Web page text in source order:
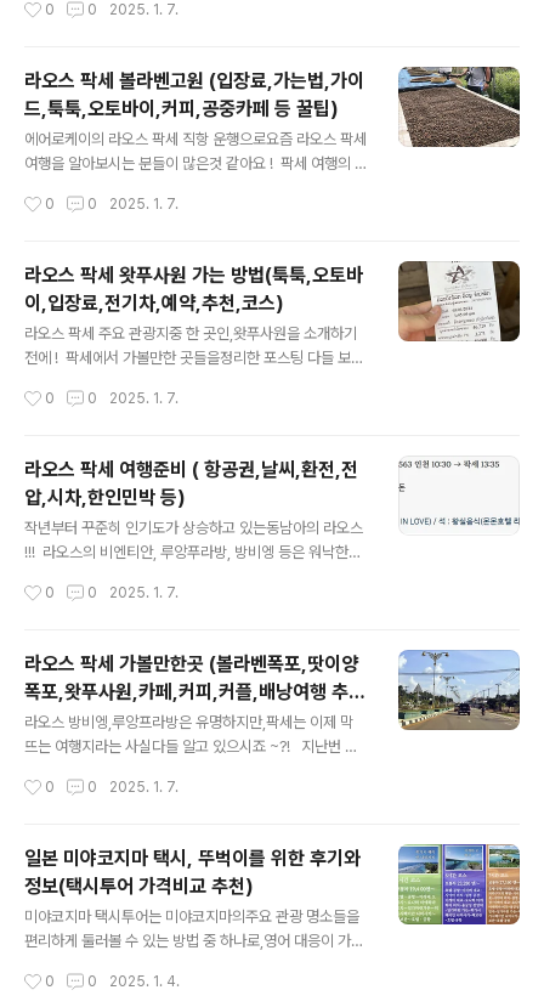
언급했듯렌트카는 라쿠텐 트레블에서 진행을 하지만, 라
가 급증하면서비용을 부담이 커진 영세소상공인을 지원하기 위한 취지이며,배달비
입니다. 소상공인 배달비 30만원 신청 대상소상공인 배달비 30만원 신청 대상은
연매출 1억 400만원 미만의영세 소상공인을 대상으로, 약 68만 명의 소상공인이
혜택을 받을 수 있는 규모입니다.코로나19 팬데..
0 0 2025. 1. 7.
라오스 팍세 볼라벤고원 (입장료,가는법,가이
드,툭툭,오토바이,커피,공중카페 등 꿀팁)
에어로케이의 라오스 팍세 직항 운행으로요즘 라오스 팍세
여행을 알아보시는 분들이 많은것 같아요 ! 팍세 여행의 전
s://hyeonmuk1.tistory.com/411 라오스 팍세 여행준
준히 인기도가 상승하고 있는동남아의 라오스 !!! 라오스의
비엔티안, 루앙푸라방, 방비엥 등은 워낙한국관광객이 가
장 많이 찾고 손꼽히는 지역입니다. 그리고 이 지역들 외에
hyeonmuk1.com 오늘은 라오스 팍세의 볼라벤 고원에
대한리뷰를 시작하겠습니다 ! 라오스 팍세 볼라벤고원 어
부 지역의해발 800~1,400미터의 고지대로 서늘한 ..
0 0 2025. 1. 7.
라오스 팍세 왓푸사원 가는 방법(툭툭,오토바
이,입장료,전기차,예약,추천,코스)
라오스 팍세 주요 관광지중 한 곳인,왓푸사원을 소개하기
전에 ! 팍세에서 가볼만한 곳들을정리한 포스팅 다들 보셨
^ https://hyeonmuk1.tistory.com/410 라오스 팍세
커플,배낭여행 추천)라오스 방비엥,루앙프라방은 유명하지
만,팍세는 이제 막 뜨는 여행지라는 사실다들 알고 있으시
죠 ~?! 지난번 라오스 팍세 지역의날씨,환전,전압,시차,한
인민박 등전체적인 소개를 먼저 드hyeonmuk1.co
m 라오스 팍세 왓푸사원 가는방법 라오스 팍세 참파삭
반은 걸리는 위치에 있습니다. 시내에서 별도의 투어상품
0 0 2025. 1. 7.
라오스 팍세 여행준비 ( 항공권,날씨,환전,전
압,시차,한인민박 등)
작년부터 꾸준히 인기도가 상승하고 있는동남아의 라오스
!!! 라오스의 비엔티안, 루앙푸라방, 방비엥 등은 워낙한국
지역들 외에도 라오스의 숨겨진 보석 라오스 팍세 가 있는
시로쎄도네강과 메콩강이 합류하는 지점에 자리잡고 있어
요. 라오스 팍세는 자연의 아름다움이 그대로 보존된 도시
로 동남아 최대폭포인 땃이양폭포,유네스코 세계문화유산
인 왓푸사원 등볼거리가 아주 다양하고 폭포에서 즐기는
짚라인 등 액티비티 스포츠 또한 즐길 수 있어요. 저렴한
있는 관광지 중 한 곳 이랍니다.그럼 라오스 팍세 여행은 언
0 0 2025. 1. 7.
라오스 팍세 가볼만한곳 (볼라벤폭포,땃이양
폭포,왓푸사원,카페,커피,커플,배낭여행 추
천)
라오스 방비엥,루앙프라방은 유명하지만,팍세는 이제 막
뜨는 여행지라는 사실다들 알고 있으시죠 ~?! 지난번 라
인 소개를 먼저 드렸는데 ! 잘 모르시는 분들은아래의 포스
y.com/411 라오스 팍세 여행준비 ( 항공권,날씨,환전,전
압,시차,한인민박 등)작년부터 꾸준히 인기도가 상승하고
있는동남아의 라오스 !!! 라오스의 비엔티안, 루앙푸라방,
방비엥 등은 워낙한국관광객이 가장 많이 찾고 손꼽히는
지역입니다. 그리고 이 지역들 외에hyeonmuk1.co
다. 라오스 팍세 가볼만한 곳 : 땃이양폭포 라오스의 ..
0 0 2025. 1. 7.
일본 미야코지마 택시, 뚜벅이를 위한 후기와
정보(택시투어 가격비교 추천)
미야코지마 택시투어는 미야코지마의주요 관광 명소들을
편리하게 둘러볼 수 있는 방법 중 하나로,영어 대응이 가능
한 문화유산으로 유명하며,택시투어를 통해 이 모든 것을
0 0 2025. 1. 4.